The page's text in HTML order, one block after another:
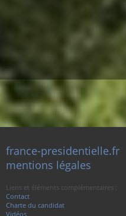
france-presidentielle.fr
mentions légales
Liens et éléments complémentaires :
Contact
Charte du candidat
Vidéos